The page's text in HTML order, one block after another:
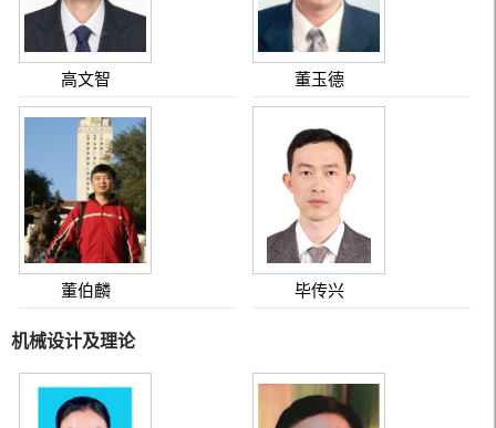
高文智 董玉德
董伯麟 毕传兴
机械设计及理论